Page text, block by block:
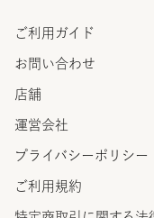
ご利用ガイド
お問い合わせ
店舗
運営会社
プライバシーポリシー
ご利用規約